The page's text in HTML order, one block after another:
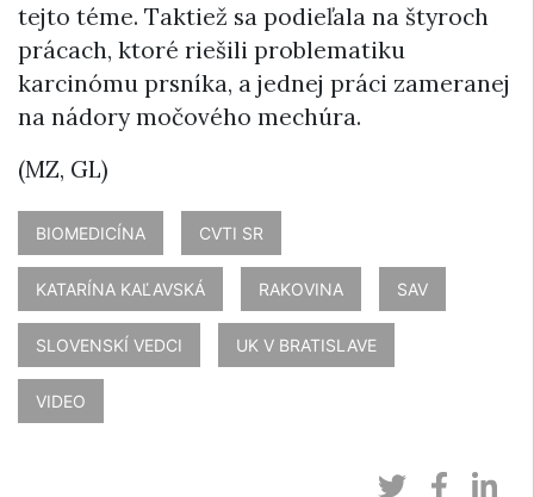
tejto téme. Taktiež sa podieľala na štyroch
prácach, ktoré riešili problematiku
karcinómu prsníka, a jednej práci zameranej
na nádory močového mechúra.
(MZ, GL)
BIOMEDICÍNA CVTI SR
KATARÍNA KAĽAVSKÁ RAKOVINA SAV
SLOVENSKÍ VEDCI UK V BRATISLAVE
VIDEO